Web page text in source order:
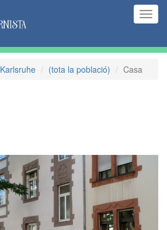
Karlsruhe (tota la població) Casa